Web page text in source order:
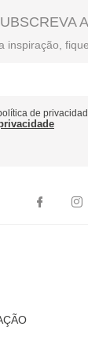
inspiração,
de